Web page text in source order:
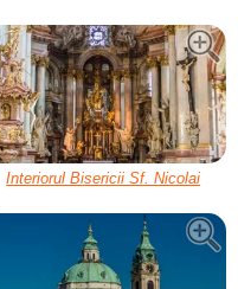
Interiorul Bisericii Sf. Nicolai